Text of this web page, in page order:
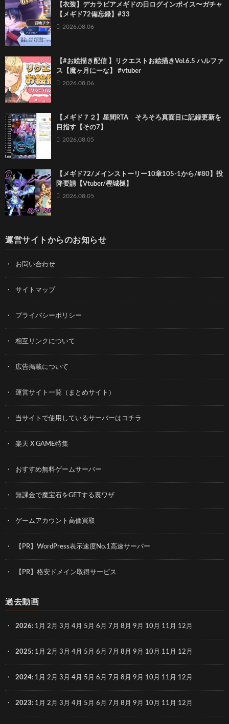
【衣装】デカラビアメギドの日ログインボイス〜ガチャ
【メギド72備忘録】#33
2026.08.06
【#お絵描き配信 】リクエストお絵描きVol.6.5 ハルファ
ス【魔ヶ月にーな】 #vtuber
2026.08.06
【メギド７２】星間RTA そろそろ真面目に記録更新を
目指す【その7】
2026.08.05
【メギド72/メインストーリー10章105-1から/#80】投
降要請【Vtuber/樫城槌】
2026.08.05
運営サイトからのお知らせ
お問い合わせ
サイトマップ
プライバシーポリシー
相互リンクについて
広告掲載について
運営サイト一覧（まとめサイト）
当サイトで使用しているサーバーはコチラ
楽天 X GAME特集
おすすめ無料ゲームサーバー
無課金で魔宝石をGETする裏ワザ
ゲームアカウント高価買取
【PR】WordPress表示速度No.1高速サーバー
【PR】格安ドメイン取得サービス
過去動画
2026: 1月 2月 3月 4月 5月 6月 7月 8月 9月 10月 11月 12月
2025: 1月 2月 3月 4月 5月 6月 7月 8月 9月 10月 11月 12月
2024: 1月 2月 3月 4月 5月 6月 7月 8月 9月 10月 11月 12月
2023: 1月 2月 3月 4月 5月 6月 7月 8月 9月 10月 11月 12月